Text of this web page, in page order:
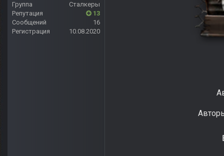
Группа
Сталкеры
Репутация
13
Сообщений
16
Регистрация
10.08.2020